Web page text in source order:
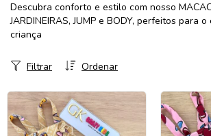
Descubra conforto e estilo com nosso
JARDINEIRAS, JUMP e BODY, perfeitos para
criança
Ordenar
Filtrar